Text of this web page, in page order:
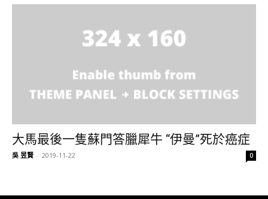
大馬最後一隻蘇門答臘犀牛 “伊曼”死於癌症
吳 昱賢 - 2019-11-22 0